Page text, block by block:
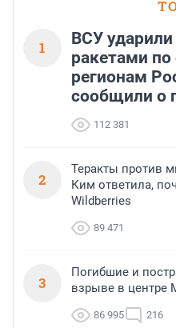
1
ВСУ
ракетами
регионам
сообщили о
112 381
2
Теракты против
Ким ответила,
Wildberries
89 471
3
Погибшие и
взрыве в центре
86 995 216